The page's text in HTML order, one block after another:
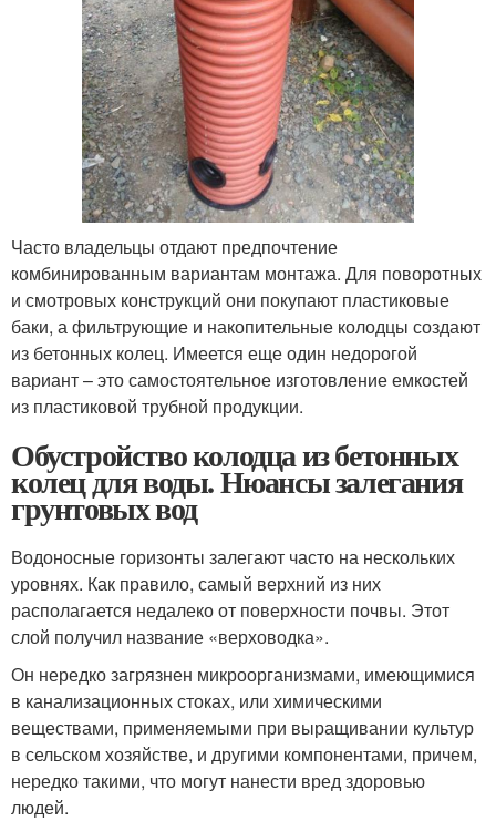
Часто владельцы отдают предпочтение
комбинированным вариантам монтажа. Для поворотных
и смотровых конструкций они покупают пластиковые
баки, а фильтрующие и накопительные колодцы создают
из бетонных колец. Имеется еще один недорогой
вариант – это самостоятельное изготовление емкостей
из пластиковой трубной продукции.
Обустройство колодца из бетонных
колец для воды. Нюансы залегания
грунтовых вод
Водоносные горизонты залегают часто на нескольких
уровнях. Как правило, самый верхний из них
располагается недалеко от поверхности почвы. Этот
слой получил название «верховодка».
Он нередко загрязнен микроорганизмами, имеющимися
в канализационных стоках, или химическими
веществами, применяемыми при выращивании культур
в сельском хозяйстве, и другими компонентами, причем,
нередко такими, что могут нанести вред здоровью
людей.